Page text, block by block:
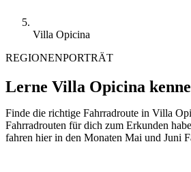
Villa Opicina
REGIONENPORTRÄT
Lerne Villa Opicina
Finde die richtige Fahrradroute in Villa
Fahrradrouten für dich zum Erkunden
fahren hier in den Monaten Mai und Juni